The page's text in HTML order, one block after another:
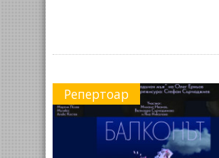
Репертоар